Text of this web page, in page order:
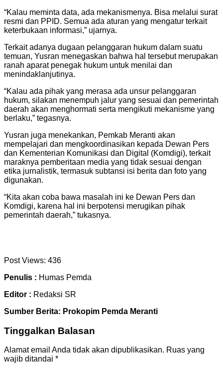
“Kalau meminta data, ada mekanismenya. Bisa melalui surat
resmi dan PPID. Semua ada aturan yang mengatur terkait
keterbukaan informasi,” ujarnya.
Terkait adanya dugaan pelanggaran hukum dalam suatu
temuan, Yusran menegaskan bahwa hal tersebut merupakan
ranah aparat penegak hukum untuk menilai dan
menindaklanjutinya.
“Kalau ada pihak yang merasa ada unsur pelanggaran
hukum, silakan menempuh jalur yang sesuai dan pemerintah
daerah akan menghormati serta mengikuti mekanisme yang
berlaku,” tegasnya.
Yusran juga menekankan, Pemkab Meranti akan
mempelajari dan mengkoordinasikan kepada Dewan Pers
dan Kementerian Komunikasi dan Digital (Komdigi), terkait
maraknya pemberitaan media yang tidak sesuai dengan
etika jurnalistik, termasuk subtansi isi berita dan foto yang
digunakan.
“Kita akan coba bawa masalah ini ke Dewan Pers dan
Komdigi, karena hal ini berpotensi merugikan pihak
pemerintah daerah,” tukasnya.
Post Views: 436
Penulis : Humas Pemda
Editor : Redaksi SR
Sumber Berita: Prokopim Pemda Meranti
Tinggalkan Balasan
Alamat email Anda tidak akan dipublikasikan. Ruas yang
wajib ditandai *